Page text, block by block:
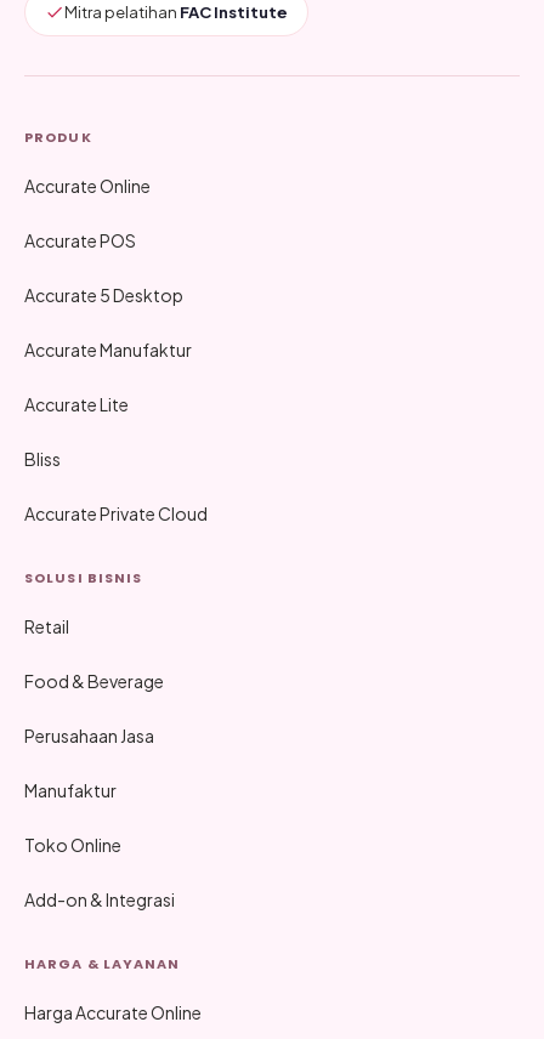
Mitra pelatihan FAC Institute
PRODUK
Accurate Online
Accurate POS
Accurate 5 Desktop
Accurate Manufaktur
Accurate Lite
Bliss
Accurate Private Cloud
SOLUSI BISNIS
Retail
Food & Beverage
Perusahaan Jasa
Manufaktur
Toko Online
Add-on & Integrasi
HARGA & LAYANAN
Harga Accurate Online